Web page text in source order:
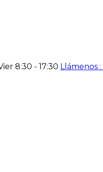
8:30 - 17:30 Llámenos :